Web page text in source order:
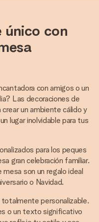
único con
con amigos o un
Las decoraciones de
un ambiente cálido y
lugar inolvidable para tus
para los peques
gran celebración familiar.
son un regalo ideal
o Navidad.
personalizable.
o un texto significativo